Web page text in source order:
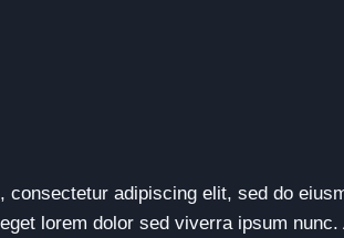
consectetur adipiscing elit, sed do
lorem dolor sed viverra ipsum